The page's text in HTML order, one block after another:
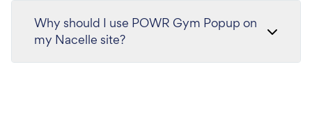
Why should I use POWR Gym Popup on
my Nacelle site?